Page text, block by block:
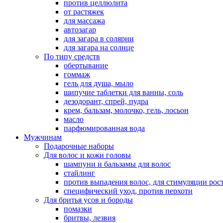
против целлюлита
от растяжек
для массажа
автозагар
для загара в солярии
для загара на солнце
По типу средств
обертывание
гоммаж
гель для душа, мыло
шипучие таблетки для ванны, соль
дезодорант, спрей, пудра
крем, бальзам, молочко, гель, лосьон
масло
парфюмированная вода
Мужчинам
Подарочные наборы
Для волос и кожи головы
шампуни и бальзамы для волос
стайлинг
против выпадения волос, для стимуляции
специфический уход, против перхоти
Для бритья усов и бороды
помазки
бритвы, лезвия